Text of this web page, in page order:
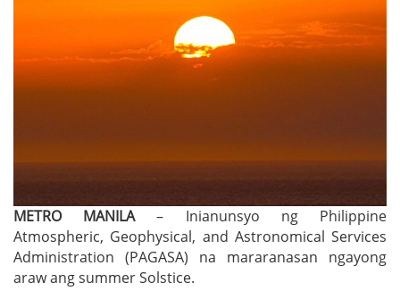
METRO MANILA– Inianunsyo ng Philippine
Atmospheric, Geophysical, and Astronomical Services
Administration (PAGASA) na mararanasan ngayong
araw ang summer Solstice.